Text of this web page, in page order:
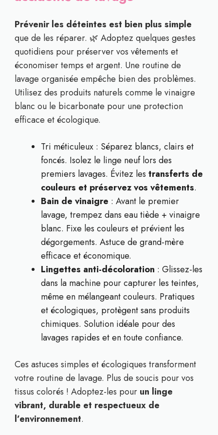
Prévenir les déteintes est bien plus simple
que de les réparer. 🌿 Adoptez quelques gestes
quotidiens pour préserver vos vêtements et
économiser temps et argent. Une routine de
lavage organisée empêche bien des problèmes.
Utilisez des produits naturels comme le vinaigre
blanc ou le bicarbonate pour une protection
efficace et écologique.
Tri méticuleux : Séparez blancs, clairs et
foncés. Isolez le linge neuf lors des
premiers lavages. Évitez les transferts de
couleurs et préservez vos vêtements.
Bain de vinaigre : Avant le premier
lavage, trempez dans eau tiède + vinaigre
blanc. Fixe les couleurs et prévient les
dégorgements. Astuce de grand-mère
efficace et économique.
Lingettes anti-décoloration : Glissez-les
dans la machine pour capturer les teintes,
même en mélangeant couleurs. Pratiques
et écologiques, protègent sans produits
chimiques. Solution idéale pour des
lavages rapides et en toute confiance.
Ces astuces simples et écologiques transforment
votre routine de lavage. Plus de soucis pour vos
tissus colorés ! Adoptez-les pour un linge
vibrant, durable et respectueux de
l’environnement.